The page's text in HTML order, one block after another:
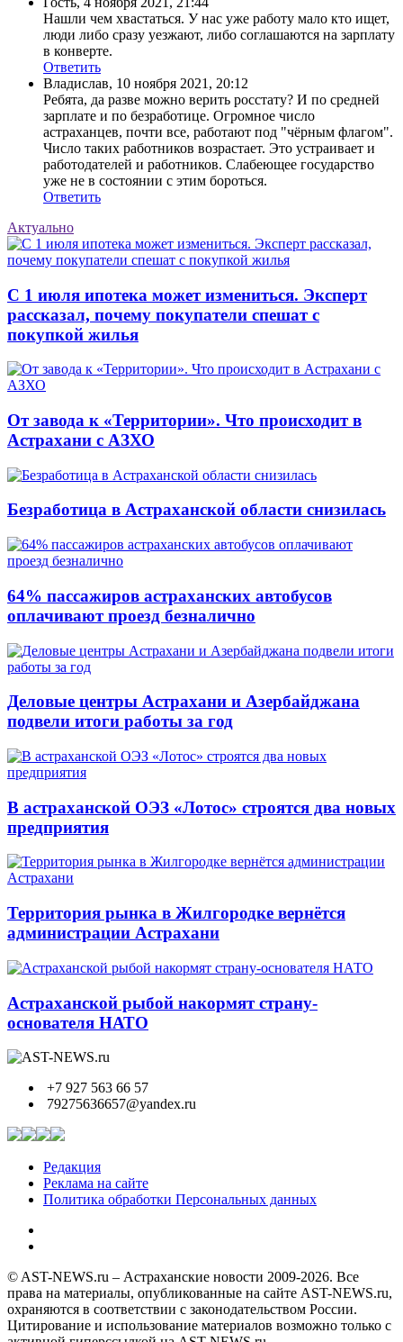
Нашли чем хвастаться. У нас уже работу мало кто ищет,
люди либо сразу уезжают, либо соглашаются на зарплату
в конверте.
Ответить
Владислав, 10 ноября 2021, 20:12
Ребята, да разве можно верить росстату? И по средней
зарплате и по безработице. Огромное число
астраханцев, почти все, работают под "чёрным флагом".
Число таких работников возрастает. Это устраивает и
работодателей и работников. Слабеющее государство
уже не в состоянии с этим бороться.
Ответить
Актуально
С 1 июля ипотека может измениться. Эксперт
рассказал, почему покупатели спешат с
покупкой жилья
От завода к «Территории». Что происходит в
Астрахани с АЗХО
Безработица в Астраханской области снизилась
64% пассажиров астраханских автобусов
оплачивают проезд безналично
Деловые центры Астрахани и Азербайджана
подвели итоги работы за год
В астраханской ОЭЗ «Лотос» строятся два новых
предприятия
Территория рынка в Жилгородке вернётся
администрации Астрахани
Астраханской рыбой накормят страну-
основателя НАТО
+7 927 563 66 57
79275636657@yandex.ru
Редакция
Реклама на сайте
Политика обработки Персональных данных
© AST-NEWS.ru – Астраханские новости 2009-2026. Все
права на материалы, опубликованные на сайте AST-NEWS.ru,
охраняются в соответствии с законодательством России.
Цитирование и использование материалов возможно только с